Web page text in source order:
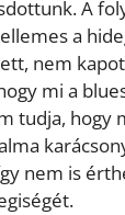
A
a
nem
mi a
tudja, hogy
nem is